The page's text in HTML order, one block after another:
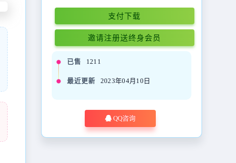
支付下载
邀请注册送终身会员
已售 1211
最近更新 2023年04月10日
QQ咨询